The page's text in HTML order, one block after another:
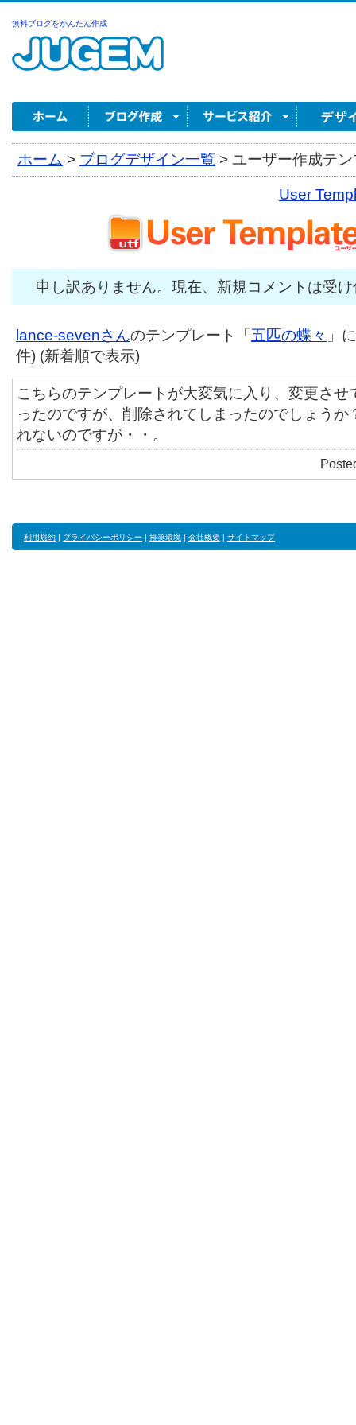
無料ブログをかんたん作成
ホーム > ブログデザイン一覧 > ユーザー作成テ
User
申し訳ありません。現在、新規コメントは受
lance-sevenさんのテンプレート「 五匹の蝶々 」
件) (新着順で表示)
こちらのテンプレートが大変気に入り、変更させ
ったのですが、削除されてしまったのでしょうか
れないのですが・・。
利用規約 | プライバシーポリシー | 推奨環境 | 会社概要 | サイトマップ